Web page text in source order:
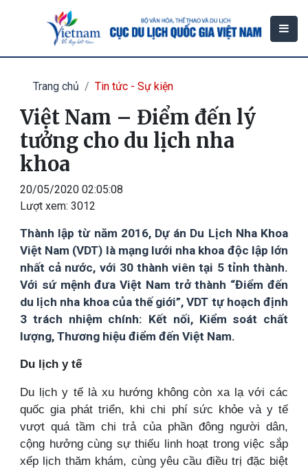
Trang chủ Tin tức - Sự kiện
Việt Nam – Điểm đến lý
tưởng cho du lịch nha
khoa
20/05/2020 02:05:08
Lượt xem: 3012
Thành lập từ năm 2016, Dự án Du Lịch Nha Khoa
Việt Nam (VDT) là mạng lưới nha khoa độc lập lớn
nhất cả nước, với 30 thành viên tại 5 tỉnh thành.
Với sứ mệnh đưa Việt Nam trở thành “Điểm đến
du lịch nha khoa của thế giới”, VDT tự hoạch định
3 trách nhiệm chính: Kết nối, Kiểm soát chất
lượng, Thương hiệu điểm đến Việt Nam.
Du lịch y tế
Du lịch y tế là xu hướng không còn xa lạ với các
quốc gia phát triển, khi chi phí sức khỏe và y tế
vượt quá tầm chi trả của phần đông người dân,
cộng hưởng cùng sự thiếu linh hoạt trong việc sắp
xếp lịch thăm khám, cùng yêu cầu điều trị đặc biệt